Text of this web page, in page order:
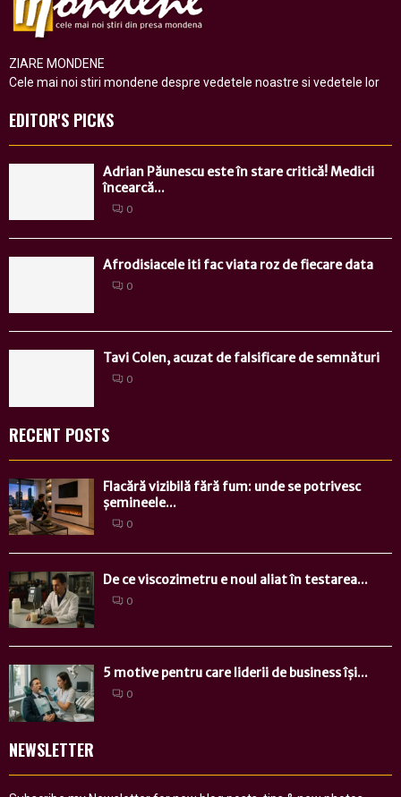
ZIARE MONDENE
Cele mai noi stiri mondene despre vedetele noastre si vedetele lor
EDITOR'S PICKS
Adrian Păunescu este în stare critică! Medicii
încearcă...
0
Afrodisiacele iti fac viata roz de fiecare data
0
Tavi Colen, acuzat de falsificare de semnături
0
RECENT POSTS
Flacără vizibilă fără fum: unde se potrivesc
șemineele...
0
De ce viscozimetru e noul aliat în testarea...
0
5 motive pentru care liderii de business își...
0
NEWSLETTER